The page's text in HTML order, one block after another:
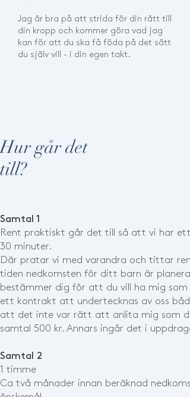
Jag är bra på att strida för din rätt till
din kropp och kommer göra vad jag
kan för att du ska få föda på det sätt
du själv vill - i din egen takt.
Hur går det
till?
Samtal 1
Rent praktiskt går det till så att vi har
30 minuter.
Där pratar vi med varandra och tittar
tiden nedkomsten för ditt barn är
bestämmer dig för att du vill ha mig som
ett kontrakt att undertecknas av oss
att det inte var rätt att anlita mig som
samtal 500 kr. Annars ingår det i
Samtal 2
1 timme
Ca två månader innan beräknad